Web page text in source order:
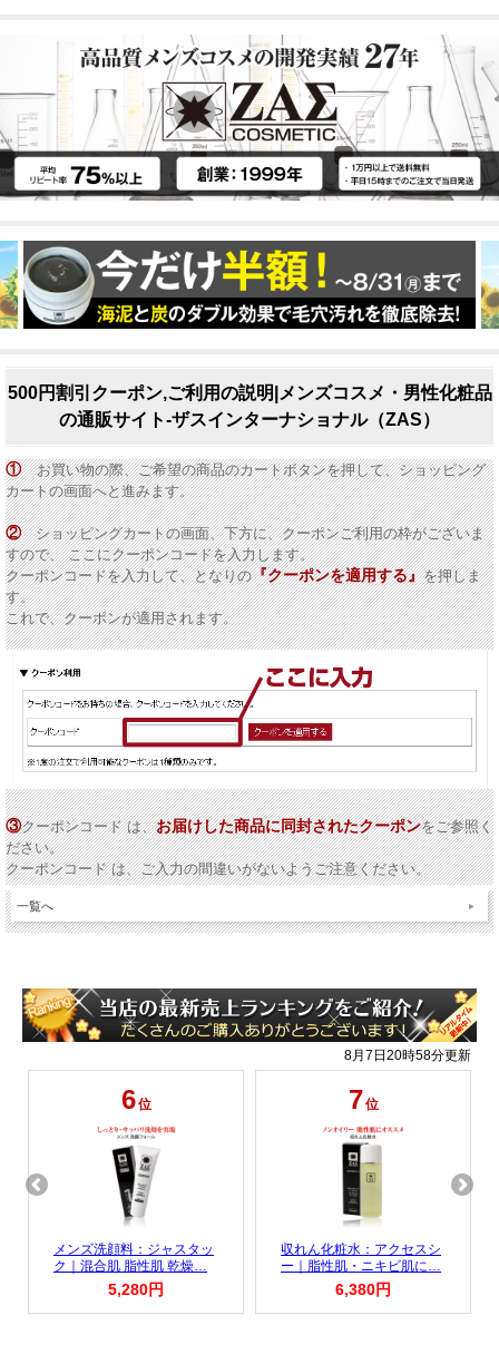
500円割引クーポン,ご利用の説明|メンズコスメ・男性化粧品
の通販サイト-ザスインターナショナル（ZAS）
①お買い物の際、ご希望の商品のカートボタンを押して、ショッピング
カートの画面へと進みます。
②ショッピングカートの画面、下方に、クーポンご利用の枠がございま
すので、 ここにクーポンコードを入力します。
クーポンコードを入力して、となりの『クーポンを適用する』を押しま
す。
これで、クーポンが適用されます。
③クーポンコード は、お届けした商品に同封されたクーポンをご参照く
ださい。
クーポンコード は、ご入力の間違いがないようご注意ください。
一覧へ